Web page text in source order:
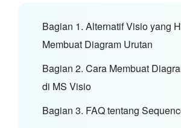
Bagian 1. Alternatif Visio yang
Membuat Diagram Urutan
Bagian 2. Cara Membuat
di MS Visio
Bagian 3. FAQ tentang